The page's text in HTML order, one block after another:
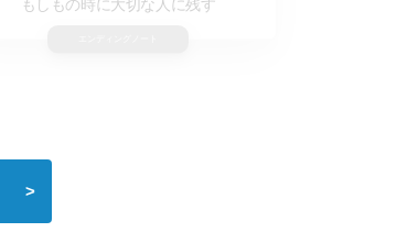
老後の不安をすべてお手伝い